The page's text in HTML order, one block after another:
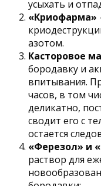
усыхать и
«Криофарма»
азотом.
Касторовое
бородавку и
впитывания.
часов, в том
деликатно,
сводит его с
остается
«Ферезол» и
раствор для